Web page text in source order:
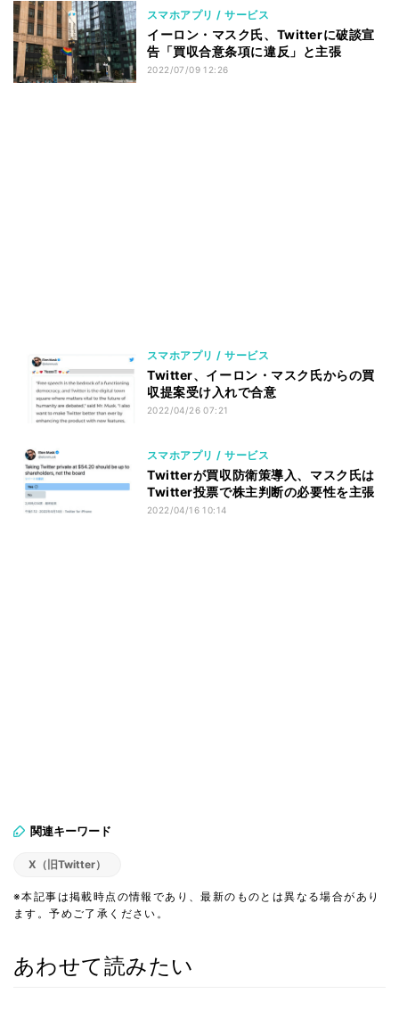
スマホアプリ / サービス
イーロン・マスク氏、Twitterに破談宣
告「買収合意条項に違反」と主張
2022/07/09 12:26
スマホアプリ / サービス
Twitter、イーロン・マスク氏からの買
収提案受け入れで合意
2022/04/26 07:21
スマホアプリ / サービス
Twitterが買収防衛策導入、マスク氏は
Twitter投票で株主判断の必要性を主張
2022/04/16 10:14
関連キーワード
X（旧Twitter）
※本記事は掲載時点の情報であり、最新のものとは異なる場合があり
ます。予めご了承ください。
あわせて読みたい